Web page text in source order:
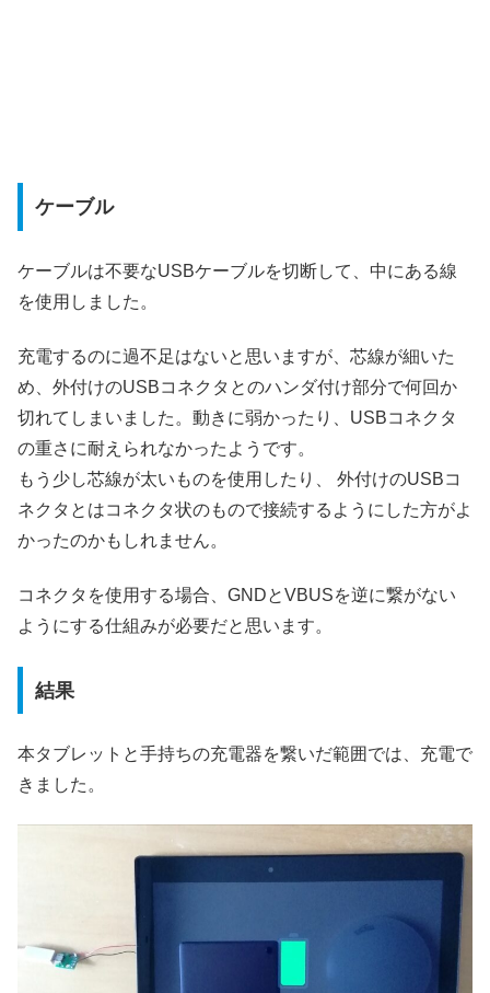
ケーブル
ケーブルは不要なUSBケーブルを切断して、中にある線
を使用しました。
充電するのに過不足はないと思いますが、芯線が細いた
め、外付けのUSBコネクタとのハンダ付け部分で何回か
切れてしまいました。動きに弱かったり、USBコネクタ
の重さに耐えられなかったようです。
もう少し芯線が太いものを使用したり、 外付けのUSBコ
ネクタとはコネクタ状のもので接続するようにした方がよ
かったのかもしれません。
コネクタを使用する場合、GNDとVBUSを逆に繋がない
ようにする仕組みが必要だと思います。
結果
本タブレットと手持ちの充電器を繋いだ範囲では、充電で
きました。